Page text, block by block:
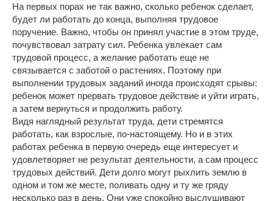
На первых порах не так важно, сколько ребенок сделает,
будет ли работать до конца, выполняя трудовое
поручение. Важно, чтобы он принял участие в этом труде,
почувствовал затрату сил. Ребенка увлекает сам
трудовой процесс, а желание работать еще не
связывается с заботой о растениях. Поэтому при
выполнении трудовых заданий иногда происходят срывы:
ребенок может прервать трудовое действие и уйти играть,
а затем вернуться и продолжить работу.
Видя наглядный результат труда, дети стремятся
работать, как взрослые, по-настоящему. Но и в этих
работах ребенка в первую очередь еще интересует и
удовлетворяет не результат деятельности, а сам процесс
трудовых действий. Дети долго могут рыхлить землю в
одном и том же месте, поливать одну и ту же гряду
несколько раз в день. Они уже спокойно выслушивают